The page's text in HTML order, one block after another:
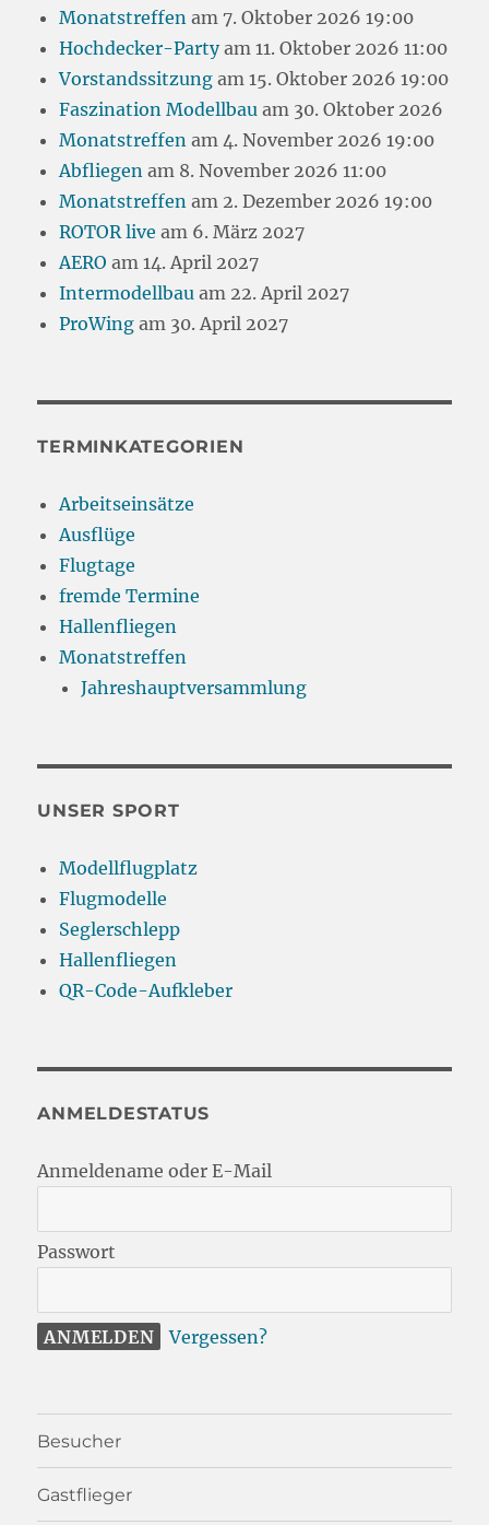
Monatstreffen am 7. Oktober 2026 19:00
Hochdecker-Partyam 11. Oktober 2026 11:00
Vorstandssitzung am 15. Oktober 2026 19:00
Faszination Modellbau am 30. Oktober 2026
Monatstreffen am 4. November 2026 19:00
Abfliegen am 8. November 2026 11:00
Monatstreffen am 2. Dezember 2026 19:00
ROTOR live am 6. März 2027
AERO am 14. April 2027
Intermodellbau am 22. April 2027
ProWing am 30. April 2027
TERMINKATEGORIEN
Arbeitseinsätze
Ausflüge
Flugtage
fremde Termine
Hallenfliegen
Monatstreffen
Jahreshauptversammlung
UNSER SPORT
Modellflugplatz
Flugmodelle
Seglerschlepp
Hallenfliegen
QR-Code-Aufkleber
ANMELDESTATUS
Anmeldename oder E-Mail
Passwort
Vergessen?
Besucher
Gastflieger